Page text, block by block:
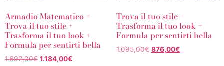
Armadio Matematico +
Trova il tuo stile +
Trasforma il tuo look +
Formula per sentirti bella
1.692,00€ 1.184,00€
Trova il tuo stile +
Trasforma il tuo look +
Formula per sentirti bella
1.095,00€ 876,00€